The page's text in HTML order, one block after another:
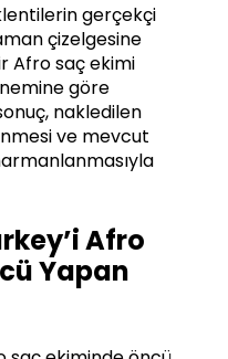
gerçekçi
çizelgesine
Afro saç ekimi
göre
nakledilen
ve mevcut
Afro
Yapan